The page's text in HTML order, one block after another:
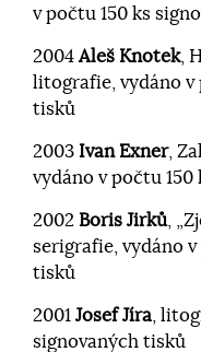
v počtu 150 ks
2004 Aleš Knotek,
litografie, vydáno v
tisků
2003 Ivan Exner,
vydáno v počtu
2002 Boris Jirků,
serigrafie, vydáno
tisků
2001 Josef Jíra ,
signovaných tisků